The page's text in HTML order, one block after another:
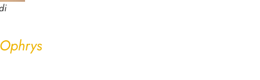
Ophrys